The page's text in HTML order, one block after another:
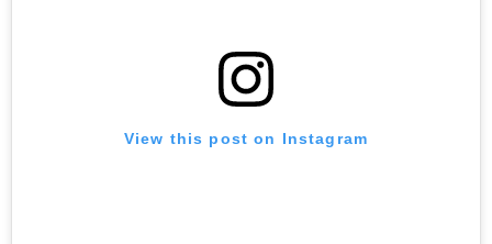
View this post on Instagram